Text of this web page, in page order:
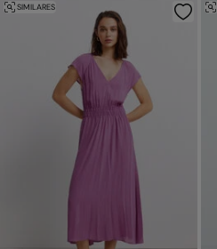
SIMILARES